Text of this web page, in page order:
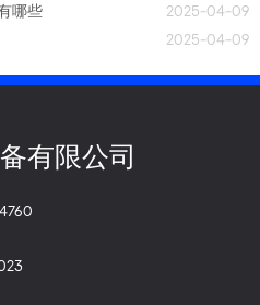
哪些
2025-04-09
2025-04-09
有限公司